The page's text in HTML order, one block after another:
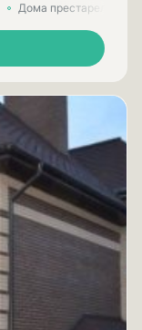
Дома престарелых